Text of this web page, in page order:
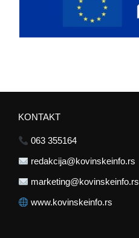
KONTAKT
063 355164
redakcija@kovinskeinfo.rs
marketing@kovinskeinfo.rs
www.kovinskeinfo.rs